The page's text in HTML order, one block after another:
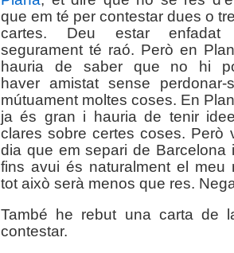
que em té per contestar dues o
cartes. Deu estar
segurament té raó. Però en
hauria de saber que no hi
haver amistat sense perdonar-
mútuament moltes coses. En
ja és gran i hauria de tenir
clares sobre certes coses. Però
dia que em separi de Barcelona
fins avui és naturalment el meu
tot això serà menos que res.
També he rebut una carta de
contestar.